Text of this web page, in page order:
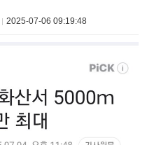
2025-07-06 09:19:48